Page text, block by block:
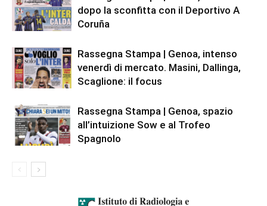
dopo la sconfitta con il Deportivo A
Coruña
Rassegna Stampa | Genoa, intenso
venerdì di mercato. Masini, Dallinga,
Scaglione: il focus
Rassegna Stampa | Genoa, spazio
all’intuizione Sow e al Trofeo
Spagnolo